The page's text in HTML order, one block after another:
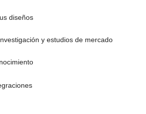
diseños
y estudios de mercado